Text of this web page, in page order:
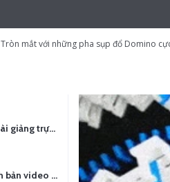
Tròn mắt với những pha sụp đổ Domino
Quay & dựng bài giảng trực tuyến – Xu hướng đào tạo thời đại số
Dịch vụ viết kịch bản video – Bước quan trọng quyết định thành công nội dung